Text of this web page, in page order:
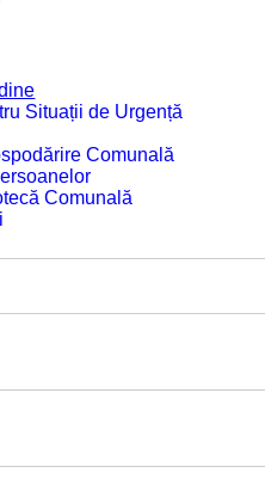
Situații de Urgență
Comunală
Comunală